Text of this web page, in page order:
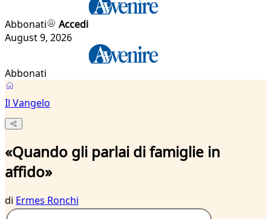
Abbonati
Accedi
August 9, 2026
Abbonati
Il Vangelo
«Quando gli parlai di famiglie in
affido»
di Ermes Ronchi